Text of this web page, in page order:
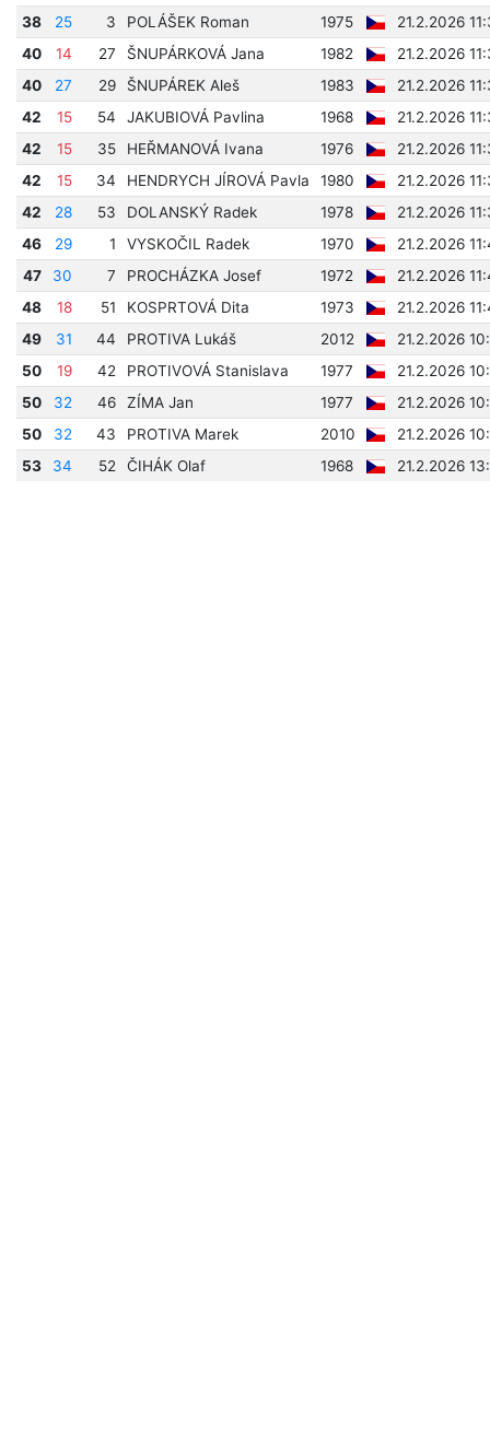
38
25 3 POLÁŠEK Roman 1975
21.2.2026
40
14 27 ŠNUPÁRKOVÁ Jana 1982
21.2.2026
40
27 29 ŠNUPÁREK Aleš 1983
21.2.2026
42
15 54 JAKUBIOVÁ Pavlina 1968
21.2.2026
42
15 35 HEŘMANOVÁ Ivana 1976
21.2.2026
42
15 34 HENDRYCH JÍROVÁ Pavla 1980
21.2.2026
42
28 53 DOLANSKÝ Radek 1978
21.2.2026
46
29 1 VYSKOČIL Radek 1970
21.2.2026
47
30 7 PROCHÁZKA Josef 1972
21.2.2026
48
18 51 KOSPRTOVÁ Dita 1973
21.2.2026
49
31 44 PROTIVA Lukáš 2012
21.2.2026
50
19 42 PROTIVOVÁ Stanislava 1977
21.2.2026
50
32 46 ZÍMA Jan 1977
21.2.2026
50
32 43 PROTIVA Marek 2010
21.2.2026
53
34 52 ČIHÁK Olaf 1968 21.2.2026